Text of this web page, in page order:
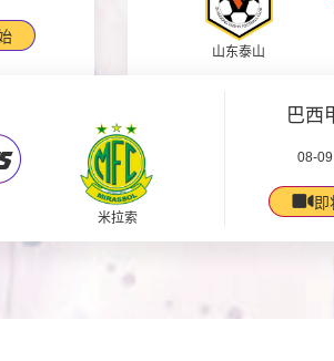
山东泰山
米拉索
巴西
08-
即